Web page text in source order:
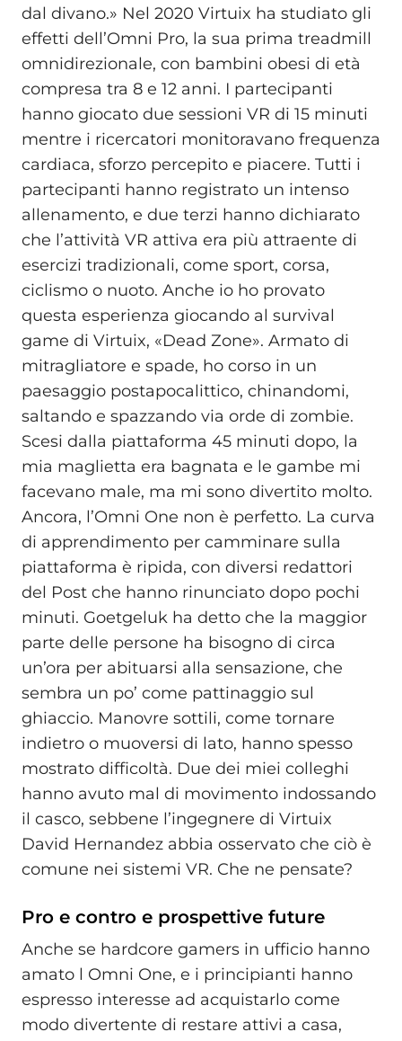
dal divano.» Nel 2020 Virtuix ha studiato gli
effetti dell’Omni Pro, la sua prima treadmill
omnidirezionale, con bambini obesi di età
compresa tra 8 e 12 anni. I partecipanti
hanno giocato due sessioni VR di 15 minuti
mentre i ricercatori monitoravano frequenza
cardiaca, sforzo percepito e piacere. Tutti i
partecipanti hanno registrato un intenso
allenamento, e due terzi hanno dichiarato
che l’attività VR attiva era più attraente di
esercizi tradizionali, come sport, corsa,
ciclismo o nuoto. Anche io ho provato
questa esperienza giocando al survival
game di Virtuix, «Dead Zone». Armato di
mitragliatore e spade, ho corso in un
paesaggio postapocalittico, chinandomi,
saltando e spazzando via orde di zombie.
Scesi dalla piattaforma 45 minuti dopo, la
mia maglietta era bagnata e le gambe mi
facevano male, ma mi sono divertito molto.
Ancora, l’Omni One non è perfetto. La curva
di apprendimento per camminare sulla
piattaforma è ripida, con diversi redattori
del Post che hanno rinunciato dopo pochi
minuti. Goetgeluk ha detto che la maggior
parte delle persone ha bisogno di circa
un’ora per abituarsi alla sensazione, che
sembra un po’ come pattinaggio sul
ghiaccio. Manovre sottili, come tornare
indietro o muoversi di lato, hanno spesso
mostrato difficoltà. Due dei miei colleghi
hanno avuto mal di movimento indossando
il casco, sebbene l’ingegnere di Virtuix
David Hernandez abbia osservato che ciò è
comune nei sistemi VR. Che ne pensate?
Pro e contro e prospettive future
Anche se hardcore gamers in ufficio hanno
amato l Omni One, e i principianti hanno
espresso interesse ad acquistarlo come
modo divertente di restare attivi a casa,